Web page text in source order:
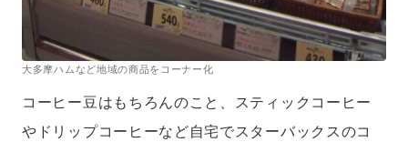
大多摩ハムなど地域の商品をコーナー化
コーヒー豆はもちろんのこと、スティックコーヒー
やドリップコーヒーなど自宅でスターバックスのコ